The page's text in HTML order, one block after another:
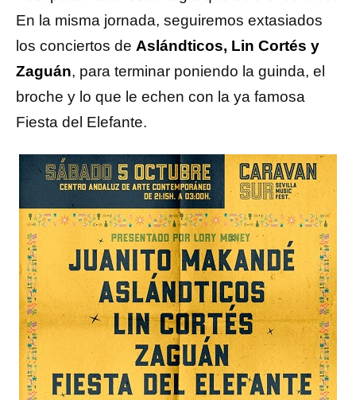
En la misma jornada, seguiremos extasiados
los conciertos de Aslándticos, Lin Cortés y
Zaguán, para terminar poniendo la guinda, el
broche y lo que le echen con la ya famosa
Fiesta del Elefante.